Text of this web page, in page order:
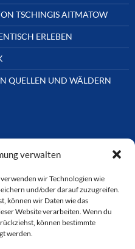
verwalten
wir Technologien wie
und/oder darauf zuzugreifen.
können wir Daten wie das
Website verarbeiten. Wenn du
können bestimmte
werden.
TSCHINGIS AITMATOW
ERLEBEN
QUELLEN UND WÄLDERN
ist über Mitglieder und
und Tourismusbranche